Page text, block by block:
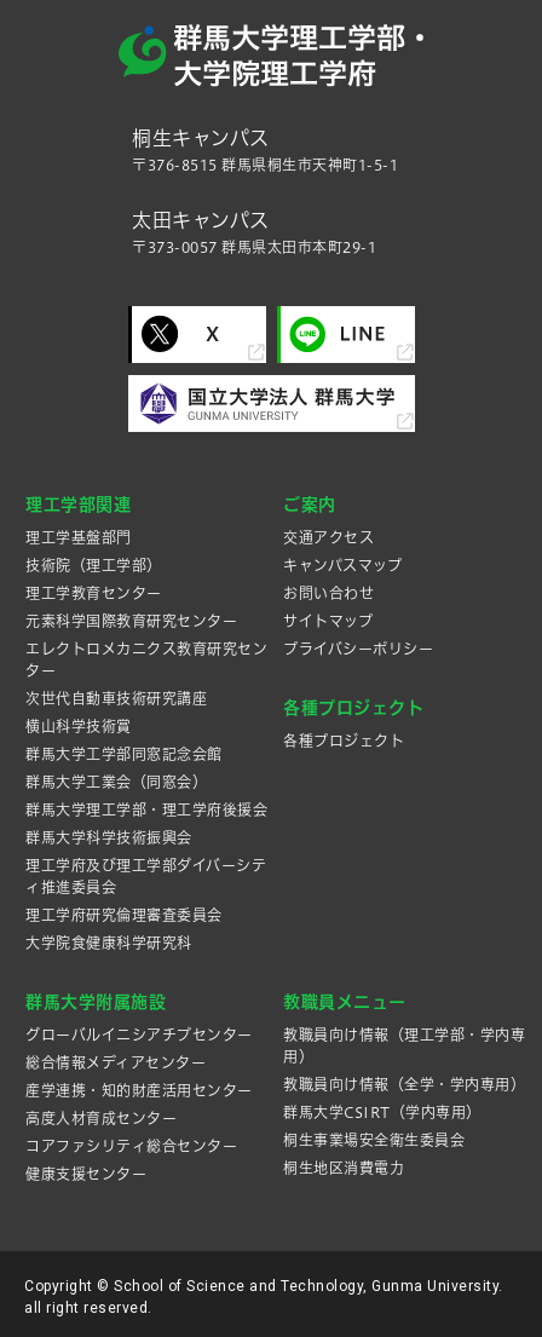
桐生キャンパス
〒376-8515 群馬県桐生市天神町1-5-1
太田キャンパス
〒373-0057 群馬県太田市本町29-1
理工学部関連
理工学基盤部門
技術院（理工学部）
理工学教育センター
元素科学国際教育研究センター
エレクトロメカニクス教育研究セン
ター
次世代自動車技術研究講座
横山科学技術賞
群馬大学工学部同窓記念会館
群馬大学工業会（同窓会）
群馬大学理工学部・理工学府後援会
群馬大学科学技術振興会
理工学府及び理工学部ダイバーシテ
ィ推進委員会
理工学府研究倫理審査委員会
大学院食健康科学研究科
ご案内
交通アクセス
キャンパスマップ
お問い合わせ
サイトマップ
プライバシーポリシー
各種プロジェクト
各種プロジェクト
群馬大学附属施設
グローバルイニシアチブセンター
総合情報メディアセンター
産学連携・知的財産活⽤センター
高度人材育成センター
コアファシリティ総合センター
健康支援センター
教職員メニュー
教職員向け情報（理工学部・学内専
用）
教職員向け情報（全学・学内専用）
群馬大学CSIRT（学内専用）
桐生事業場安全衛生委員会
桐生地区消費電力
Copyright © School of Science and Technology, Gunma University.
all right reserved.